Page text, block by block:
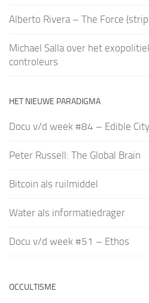
Alberto Rivera – The Force
Michael Salla over het
controleurs
HET NIEUWE PARADIGMA
Docu v/d week #84 – Edible
Peter Russell: The Global Brain
Bitcoin als ruilmiddel
Water als informatiedrager
Docu v/d week #51 – Ethos
OCCULTISME